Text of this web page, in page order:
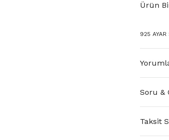
Ürün
925 AYAR
Soru &
Taksit